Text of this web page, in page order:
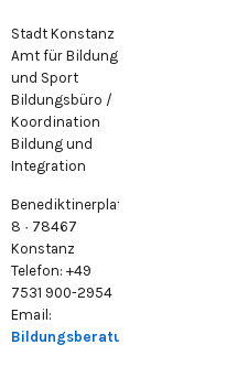
Stadt Konstanz
Amt für Bildung
und Sport
Bildungsbüro /
Koordination
Bildung und
Integration
Benediktinerplatz
8 · 78467
Konstanz
Telefon: +49
7531 900-2954
Email:
Bildungsberatung@konstanz.de